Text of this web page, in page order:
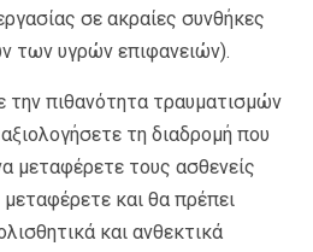
σε ακραίες συνθήκες
των υγρών επιφανειών).
την πιθανότητα τραυματισμών
τη διαδρομή που
μεταφέρετε τους ασθενείς
και θα πρέπει
και ανθεκτικά